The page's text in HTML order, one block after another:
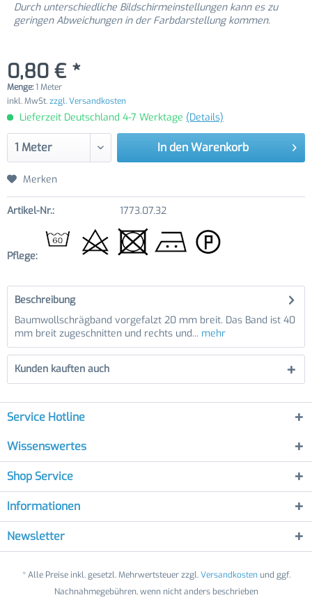
Durch unterschiedliche Bildschirmeinstellungen kann es zu
geringen Abweichungen in der Farbdarstellung kommen.
0,80 € *
Menge:1 Meter
inkl. MwSt.zzgl. Versandkosten
Lieferzeit Deutschland 4-7 Werktage (Details)
In den Warenkorb
Merken
Artikel-Nr.: 1773.07.32
Pflege:
Beschreibung
Baumwollschrägband vorgefalzt 20 mm breit. Das Band ist 40
mm breit zugeschnitten und rechts und... mehr
Kunden kauften auch
Service Hotline
Wissenswertes
Shop Service
Informationen
Newsletter
* Alle Preise inkl. gesetzl. Mehrwertsteuer zzgl.Versandkostenund ggf.
Nachnahmegebühren, wenn nicht anders beschrieben